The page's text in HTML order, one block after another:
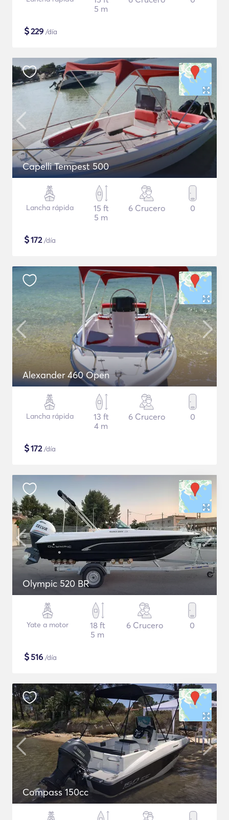
5 m
$229 /día
Capelli Tempest 500
Lancha rápida
15 ft
5 m
6 Crucero 0
$172/día
Alexander 460 Open
Lancha rápida
13 ft
4 m
6 Crucero 0
$172/día
Olympic 520 BR
Yate a motor
18 ft
5 m
6 Crucero 0
$516 /día
Compass 150cc